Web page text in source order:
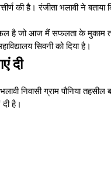
की है। रंजीता भलावी ने बताया
का फल है जो आज मैं सफलता के मुकाम
सिवनी को दिया है।
दी
निवासी ग्राम पौनिया तहसील
है।